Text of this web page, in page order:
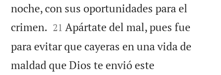
noche, con sus oportunidades para el
crimen. 

21 Apártate del mal, pues fue
para evitar que cayeras en una vida de
maldad que Dios te envió este